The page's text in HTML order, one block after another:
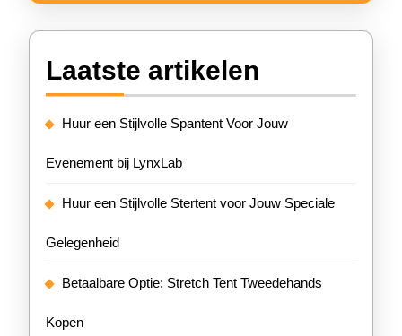
Laatste artikelen
Huur een Stijlvolle Spantent Voor Jouw
Evenement bij LynxLab
Huur een Stijlvolle Stertent voor Jouw Speciale
Gelegenheid
Betaalbare Optie: Stretch Tent Tweedehands
Kopen